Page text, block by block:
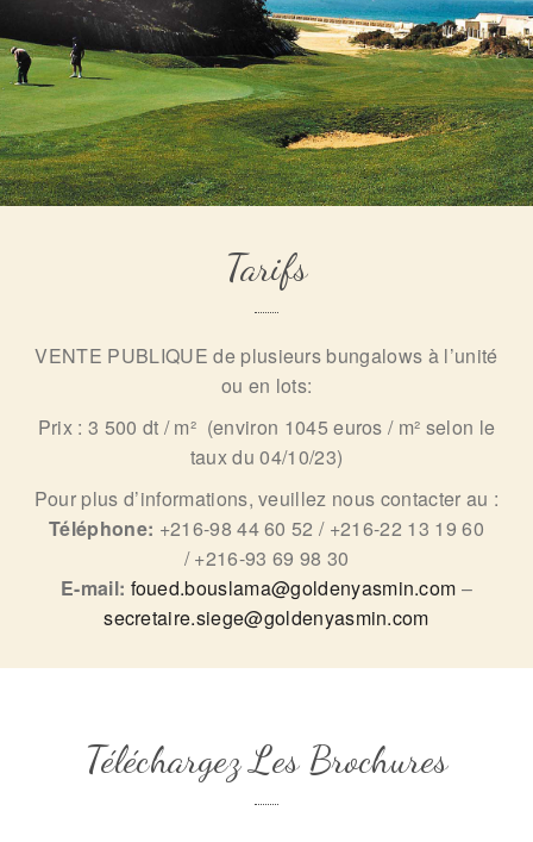
Tarifs
VENTE PUBLIQUE de plusieurs bungalows à l’unité
ou en lots:
Prix : 3 500 dt / m² (environ 1045 euros / m² selon le
taux du 04/10/23)
Pour plus d’informations, veuillez nous contacter au :
Téléphone: +216-98 44 60 52 / +216-22 13 19 60
/ +216-93 69 98 30
E-mail: foued.bouslama@goldenyasmin.com –
secretaire.siege@goldenyasmin.com
Téléchargez Les Brochures